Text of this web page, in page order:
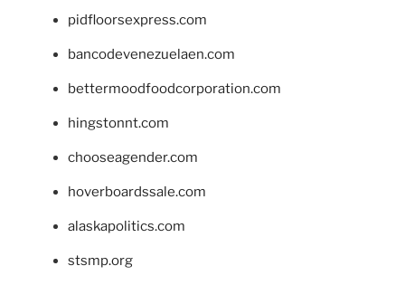
pidfloorsexpress.com
bancodevenezuelaen.com
bettermoodfoodcorporation.com
hingstonnt.com
chooseagender.com
hoverboardssale.com
alaskapolitics.com
stsmp.org